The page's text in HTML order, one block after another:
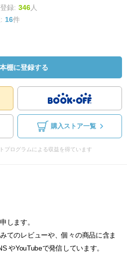
録: 346人
16件
本棚に登録する
購入ストア一覧
プログラムによる収益を得ています
します。
てのレビューや、個々の商品に含ま
やYouTubeで発信しています。